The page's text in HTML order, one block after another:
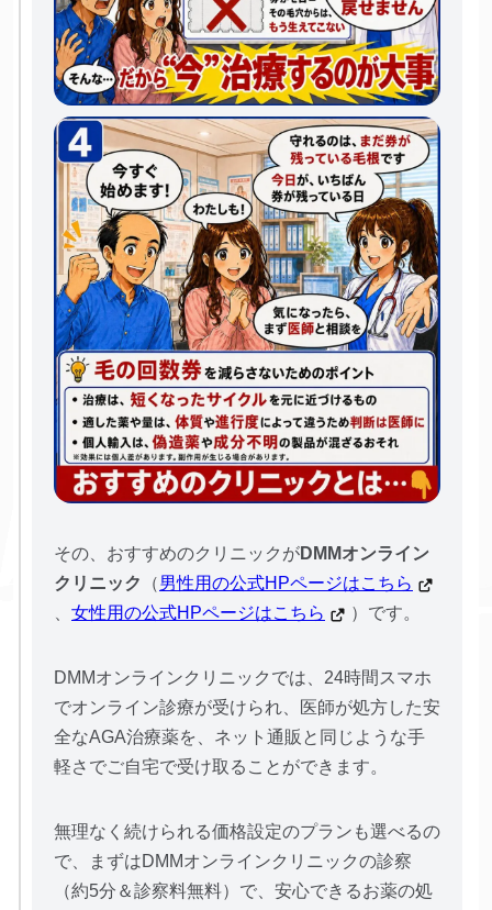
その、おすすめのクリニックがDMMオンライン
クリニック
（男性用の公式HPページはこちら
、 女性用の公式HPページはこちら ）です。
DMMオンラインクリニックでは、24時間スマホ
でオンライン診療が受けられ、医師が処方した安
全なAGA治療薬を、ネット通販と同じような手
軽さでご自宅で受け取ることができます。
無理なく続けられる価格設定のプランも選べるの
で、まずはDMMオンラインクリニックの診察
（約5分＆診察料無料）で、安心できるお薬の処